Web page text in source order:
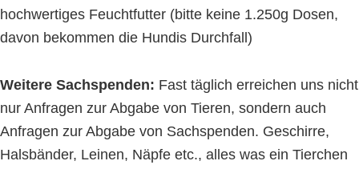
hochwertiges Feuchtfutter (bitte keine 1.250g Dosen,
davon bekommen die Hundis Durchfall)
Weitere Sachspenden: Fast täglich erreichen uns nicht
nur Anfragen zur Abgabe von Tieren, sondern auch
Anfragen zur Abgabe von Sachspenden. Geschirre,
Halsbänder, Leinen, Näpfe etc., alles was ein Tierchen